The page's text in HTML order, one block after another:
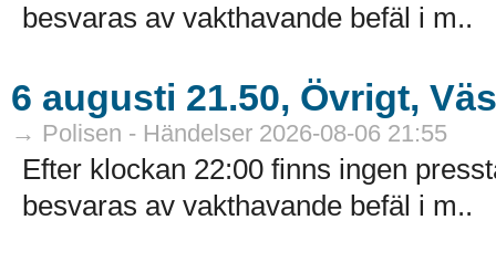
besvaras av vakthavande befäl i m..
6 augusti 21.50, Övrigt,
→ Polisen - Händelser 2026-08-06 21:55
Efter klockan 22:00 finns ingen
besvaras av vakthavande befäl i m..